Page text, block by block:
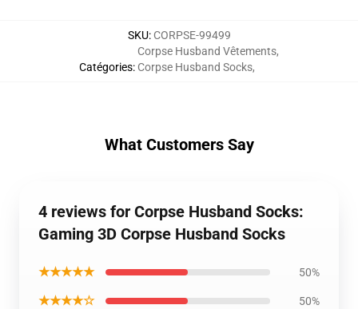
SKU: CORPSE-99499
Catégories:
Corpse Husband Vêtements,
Corpse Husband Socks,
What Customers Say
4 reviews for Corpse Husband Socks:
Gaming 3D Corpse Husband Socks
★★★★★ 50%
★★★★☆ 50%